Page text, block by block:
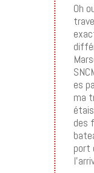
Oh
es
ma
des
port